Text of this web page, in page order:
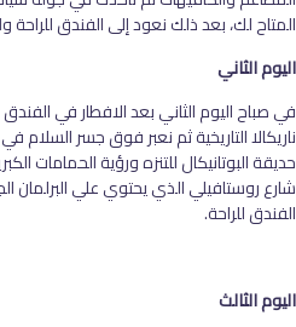
المتاح لك، بعد ذلك نعود إلى الفندق للراحة
اليوم الثاني
في صباح اليوم الثاني بعد الافطار في
ناريكالا التاريخية ثم نعبر فوق جسر السلام
حديقة البوتانيكال للتنزه ورؤية الحمامات
شارع روستافيلي الذي يحتوي علي البرلمان
الفندق للراحة.
اليوم الثالث